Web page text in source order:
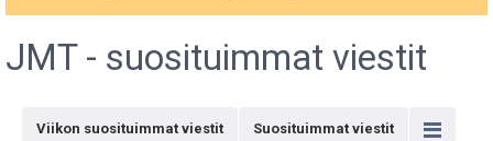
JMT - suosituimmat viestit
Viikon suosituimmat viestit Suosituimmat viestit